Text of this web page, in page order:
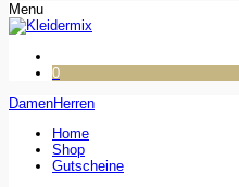
Menu
0
DamenHerren
Home
Shop
Gutscheine